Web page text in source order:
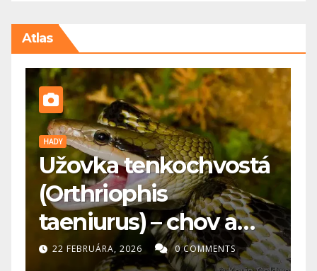
Atlas
a
0 COMMENTS
PES
🐕 Maďarská
koho je vhodná
potrebuje?
20 FEBRUÁRA, 2026 0